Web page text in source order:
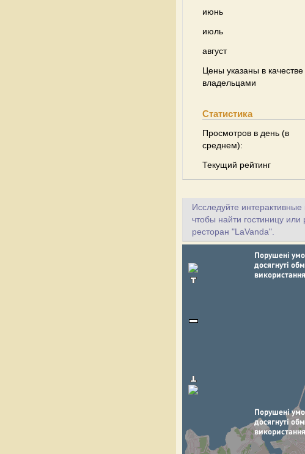
июнь
июль
август
Цены указаны в
владельцами
Статистика
Просмотров в день (в
среднем):
Текущий рейтинг
Исследуйте
чтобы найти гостиницу
ресторан "LaVanda".